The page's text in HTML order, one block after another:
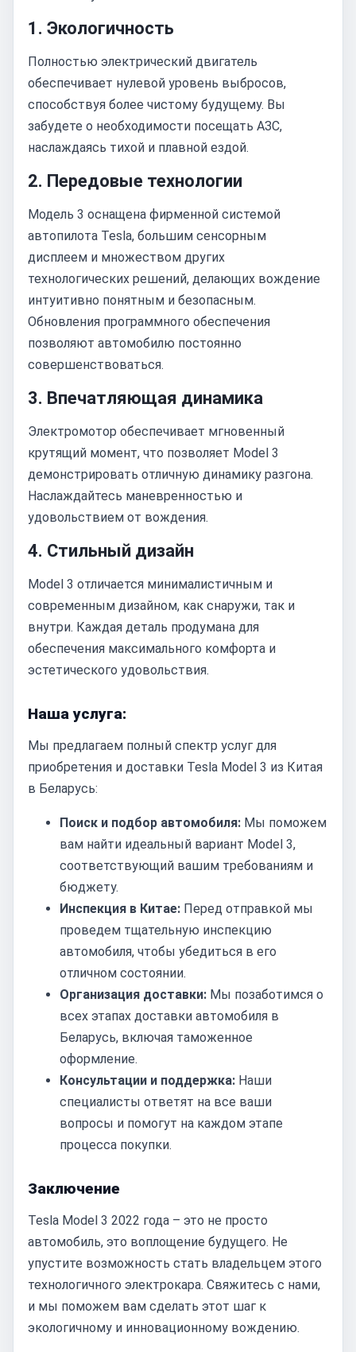
1. Экологичность
Полностью электрический двигатель
обеспечивает нулевой уровень выбросов,
способствуя более чистому будущему. Вы
забудете о необходимости посещать АЗС,
наслаждаясь тихой и плавной ездой.
2. Передовые технологии
Модель 3 оснащена фирменной системой
автопилота Tesla, большим сенсорным
дисплеем и множеством других
технологических решений, делающих вождение
интуитивно понятным и безопасным.
Обновления программного обеспечения
позволяют автомобилю постоянно
совершенствоваться.
3. Впечатляющая динамика
Электромотор обеспечивает мгновенный
крутящий момент, что позволяет Model 3
демонстрировать отличную динамику разгона.
Наслаждайтесь маневренностью и
удовольствием от вождения.
4. Стильный дизайн
Model 3 отличается минималистичным и
современным дизайном, как снаружи, так и
внутри. Каждая деталь продумана для
обеспечения максимального комфорта и
эстетического удовольствия.
Наша услуга:
Мы предлагаем полный спектр услуг для
приобретения и доставки Tesla Model 3 из Китая
в Беларусь:
Поиск и подбор автомобиля: Мы поможем
вам найти идеальный вариант Model 3,
соответствующий вашим требованиям и
бюджету.
Инспекция в Китае: Перед отправкой мы
проведем тщательную инспекцию
автомобиля, чтобы убедиться в его
отличном состоянии.
Организация доставки: Мы позаботимся о
всех этапах доставки автомобиля в
Беларусь, включая таможенное
оформление.
Консультации и поддержка: Наши
специалисты ответят на все ваши
вопросы и помогут на каждом этапе
процесса покупки.
Заключение
Tesla Model 3 2022 года – это не просто
автомобиль, это воплощение будущего. Не
упустите возможность стать владельцем этого
технологичного электрокара. Свяжитесь с нами,
и мы поможем вам сделать этот шаг к
экологичному и инновационному вождению.